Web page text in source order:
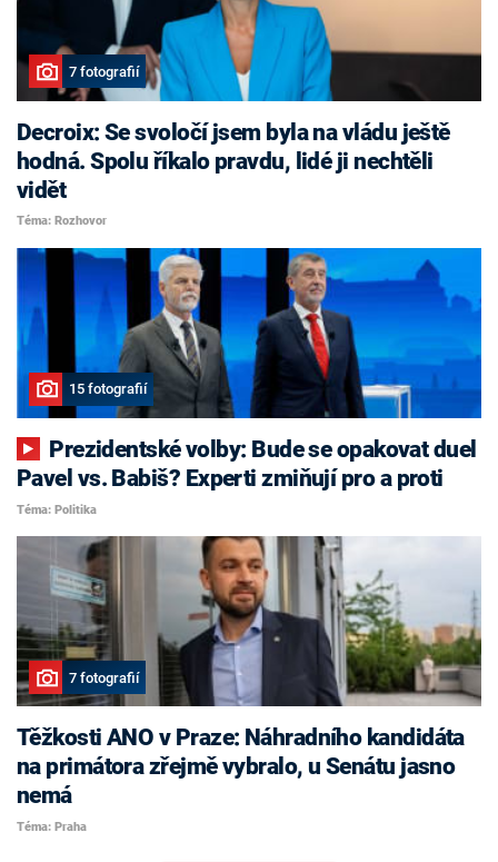
7 fotografií
Decroix: Se svoločí jsem byla na vládu ještě
hodná. Spolu říkalo pravdu, lidé ji nechtěli
vidět
Téma: Rozhovor
15 fotografií
Pavel vs. Babiš? Experti zmiňují pro a proti
Téma: Politika
7 fotografií
Těžkosti ANO v Praze: Náhradního kandidáta
na primátora zřejmě vybralo, u Senátu jasno
nemá
Téma: Praha